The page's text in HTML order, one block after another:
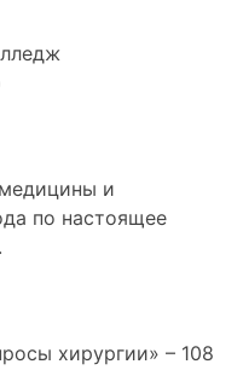
и
по настоящее
хирургии» – 108